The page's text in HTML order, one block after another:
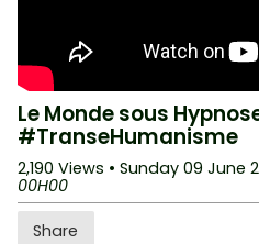
Le Monde sous
#TranseHumanisme
2,190 Views • Sunday 09 June
00H00
Share